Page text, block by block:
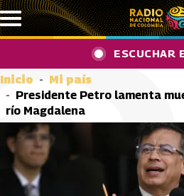
Pasar al contenido principal
ESCUCHAR
Inicio
Mi país
Presidente Petro lamenta
río Magdalena